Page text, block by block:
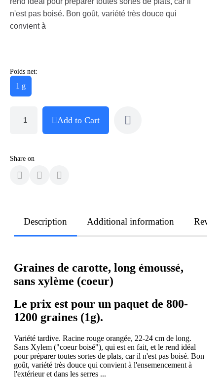
n'est pas boisé. Bon goût, variété très douce qui
convient à
Poids net:
1 g
Add to Cart
Share on
Description Additional information
Graines de carotte, long émoussé,
sans xylème (coeur)
Le prix est pour un paquet de 800-
1200 graines (1g).
Variété tardive. Racine rouge orangée, 22-24 cm de long.
Sans Xylem ("coeur boisé"), qui est en fait, et le rend idéal
pour préparer toutes sortes de plats, car il n'est pas boisé. Bon
goût, variété très douce qui convient à l'ensemencement à
l'extérieur et dans les serres ...